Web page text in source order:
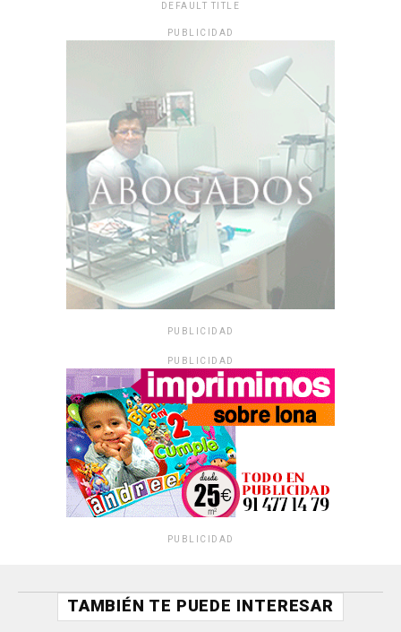
DEFAULT TITLE
PUBLICIDAD
PUBLICIDAD
PUBLICIDAD
PUBLICIDAD
TAMBIÉN TE PUEDE INTERESAR